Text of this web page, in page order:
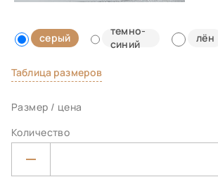
серый
темно-
синий
лён
Таблица размеров
Размер / цена
Количество